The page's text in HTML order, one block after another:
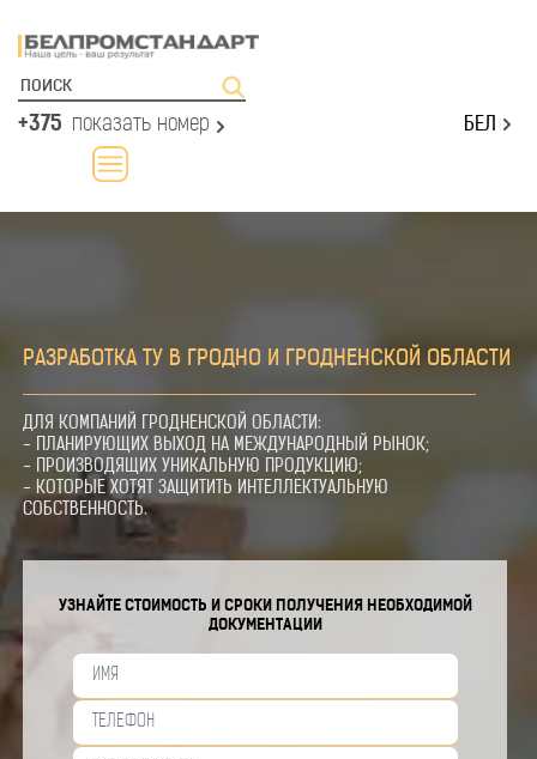
+375 показать номер БЕЛ
РАЗРАБОТКА ТУ В ГРОДНО И ГРОДНЕНСКОЙ ОБЛАСТИ
ДЛЯ КОМПАНИЙ ГРОДНЕНСКОЙ ОБЛАСТИ:
- ПЛАНИРУЮЩИХ ВЫХОД НА МЕЖДУНАРОДНЫЙ РЫНОК;
- ПРОИЗВОДЯЩИХ УНИКАЛЬНУЮ ПРОДУКЦИЮ;
- КОТОРЫЕ ХОТЯТ ЗАЩИТИТЬ ИНТЕЛЛЕКТУАЛЬНУЮ
СОБСТВЕННОСТЬ.
УЗНАЙТЕ СТОИМОСТЬ И СРОКИ ПОЛУЧЕНИЯ НЕОБХОДИМОЙ
ДОКУМЕНТАЦИИ